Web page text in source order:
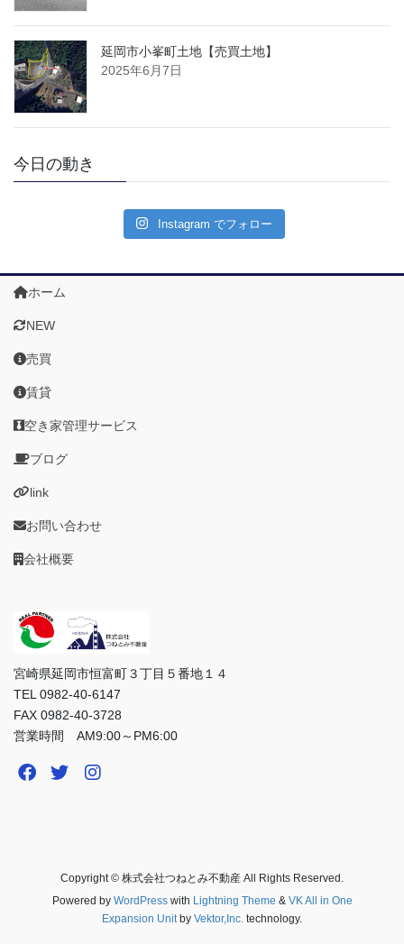
延岡市小峯町土地【売買土地】
2025年6月7日
今日の動き
Instagram でフォロー
ホーム
NEW
売買
賃貸
空き家管理サービス
ブログ
link
お問い合わせ
会社概要
宮崎県延岡市恒富町３丁目５番地１４
TEL 0982-40-6147
FAX 0982-40-3728
営業時間 AM9:00～PM6:00
Copyright © 株式会社つねとみ不動産 All Rights Reserved.
Powered by WordPresswith Lightning Theme & VK All in One
Expansion Unitby Vektor,Inc. technology.